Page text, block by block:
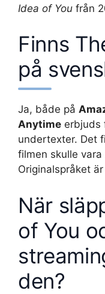
Idea of You från
Finns
på
Ja, både på
Anytime erbjuds
undertexter. Det
filmen skulle
Originalspråket
När
of You
den?